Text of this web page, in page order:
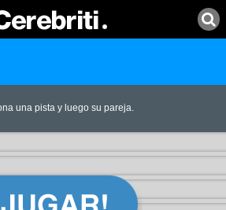
una pista y luego su pareja.